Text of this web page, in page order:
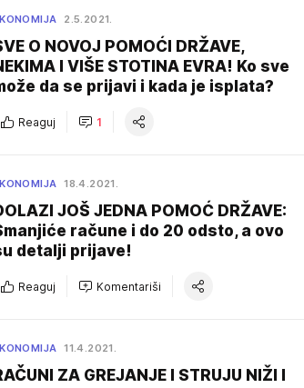
2.5.2021.
O NOVOJ POMOĆI DRŽAVE,
I VIŠE STOTINA EVRA! Ko sve
da se prijavi i kada je isplata?
Reaguj 1
18.4.2021.
JOŠ JEDNA POMOĆ DRŽAVE:
račune i do 20 odsto, a ovo
detalji prijave!
Reaguj Komentariši
11.4.2021.
ZA GREJANJE I STRUJU NIŽI I